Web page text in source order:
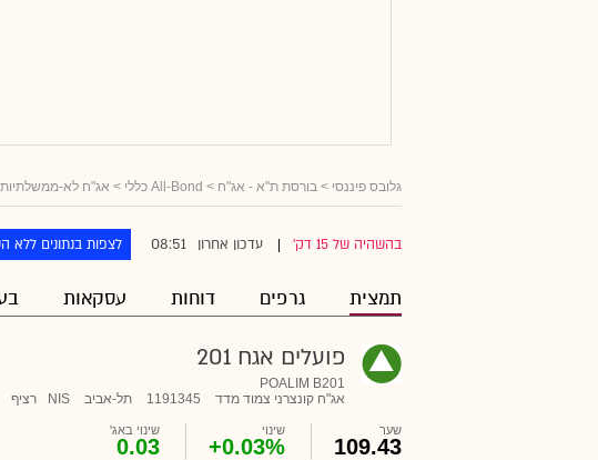
גלובס פיננסי > בורסת ת"א - אג"ח > All-Bond כללי > אג"ח לא-ממשלתיות
בהשהיה של 15 דק' עדכון אחרון 08:51 לצפות בנתונים ללא
תמצית גרפים דוחות עסקאות
פועלים אגח 201
POALIM B201
אג"ח קונצרני צמוד מדד
1191345 תל-אביב NIS רציף
שער
109.43
שינוי
+0.03%
שינוי באג'
0.03